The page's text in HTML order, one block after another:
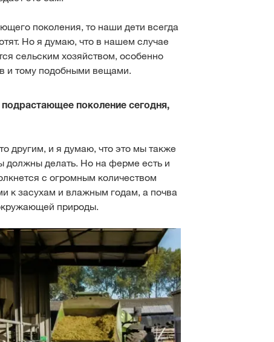
поколения, то наши дети всегда
Но я думаю, что в нашем случае
сельским хозяйством, особенно
и тому подобными вещами.
поколение сегодня,
другим, и я думаю, что это мы также
должны делать. Но на ферме есть и
с огромным количеством
к засухам и влажным годам, а почва
природы.